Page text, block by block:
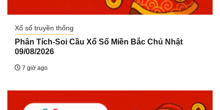
Xổ số truyền thống
Phân Tích-Soi Cầu Xổ Số Miền Bắc Chủ Nhật
09/08/2026
7 giờ ago